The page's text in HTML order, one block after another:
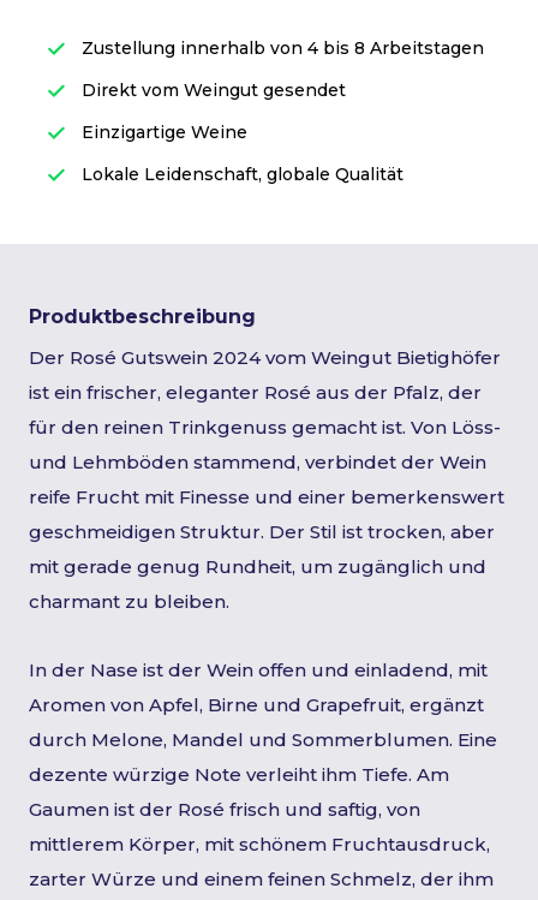
Zustellung innerhalb von 4 bis 8 Arbeitstagen
Direkt vom Weingut gesendet
Einzigartige Weine
Lokale Leidenschaft, globale Qualität
Produktbeschreibung
Der Rosé Gutswein 2024 vom Weingut Bietighöfer
ist ein frischer, eleganter Rosé aus der Pfalz, der
für den reinen Trinkgenuss gemacht ist. Von Löss-
und Lehmböden stammend, verbindet der Wein
reife Frucht mit Finesse und einer bemerkenswert
geschmeidigen Struktur. Der Stil ist trocken, aber
mit gerade genug Rundheit, um zugänglich und
charmant zu bleiben.
In der Nase ist der Wein offen und einladend, mit
Aromen von Apfel, Birne und Grapefruit, ergänzt
durch Melone, Mandel und Sommerblumen. Eine
dezente würzige Note verleiht ihm Tiefe. Am
Gaumen ist der Rosé frisch und saftig, von
mittlerem Körper, mit schönem Fruchtausdruck,
zarter Würze und einem feinen Schmelz, der ihm